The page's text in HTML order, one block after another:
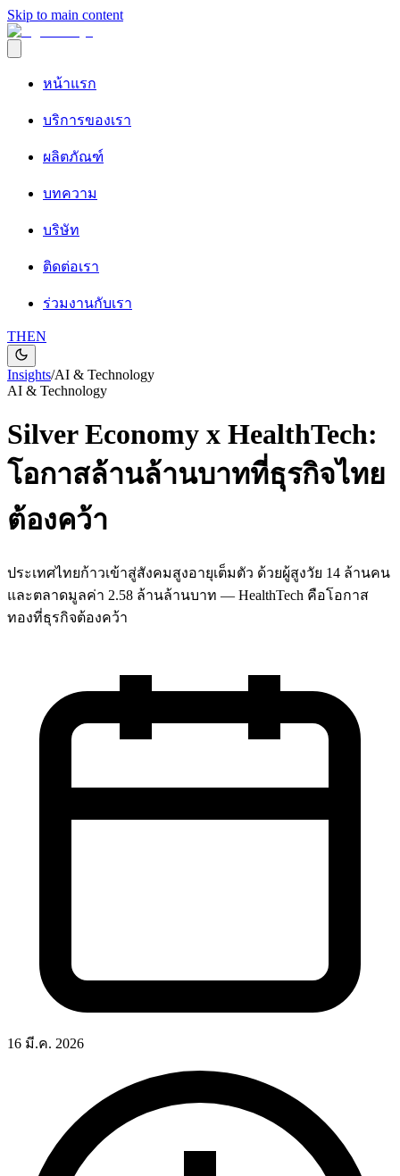
Skip to main content
หน้าแรก
บริการของเรา
ผลิตภัณฑ์
บทความ
บริษัท
ติดต่อเรา
ร่วมงานกับเรา
THEN
Insights/AI & Technology
AI & Technology
Silver Economy x HealthTech:
โอกาสล้านล้านบาทที่ธุรกิจไทย
ต้องคว้า
ประเทศไทยก้าวเข้าสู่สังคมสูงอายุเต็มตัว ด้วยผู้สูงวัย 14 ล้านคน
และตลาดมูลค่า 2.58 ล้านล้านบาท — HealthTech คือโอกาส
ทองที่ธุรกิจต้องคว้า
16 มี.ค. 2026